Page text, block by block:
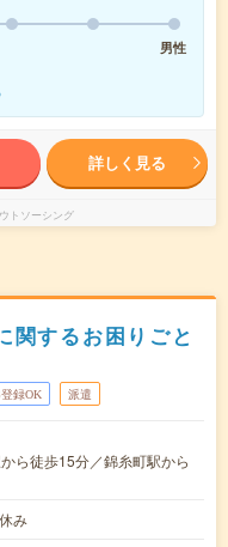
男性
詳しく見る
トソーシング
関するお困りごと
録OK 派遣
ら徒歩15分／錦糸町駅から
み